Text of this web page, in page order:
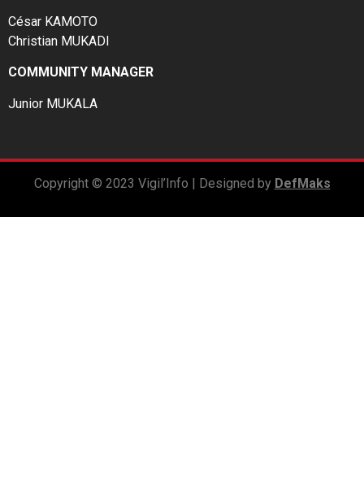
César KAMOTO
Christian MUKADI
COMMUNITY MANAGER
Junior MUKALA
Copyright © 2023 Vigil’Info | Designed by DefMaks